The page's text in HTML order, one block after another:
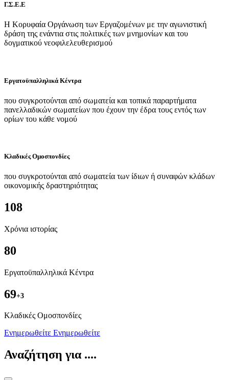
Γ.Σ.Ε.Ε
Η Κορυφαία Οργάνωση των Εργαζομένων με την αγωνιστική
δράση της ενάντια στις πολιτικές των μνημονίων και του
δογματικού νεοφιλελευθερισμού
Εργατοϋπαλληλικά Κέντρα
που συγκροτούνται από σωματεία και τοπικά παραρτήματα
πανελλαδικών σωματείων που έχουν την έδρα τους εντός των
ορίων του κάθε νομού
Κλαδικές Ομοσπονδίες
που συγκροτούνται από σωματεία των ίδιων ή συναφών κλάδων
οικονομικής δραστηριότητας
108
Χρόνια ιστορίας
80
Εργατοϋπαλληλικά Κέντρα
69+3
Kλαδικές Ομοσπονδίες
Ενημερωθείτε Ενημερωθείτε
Αναζήτηση για ....